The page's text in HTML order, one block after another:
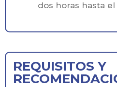
dos horas hasta
REQUISITOS Y